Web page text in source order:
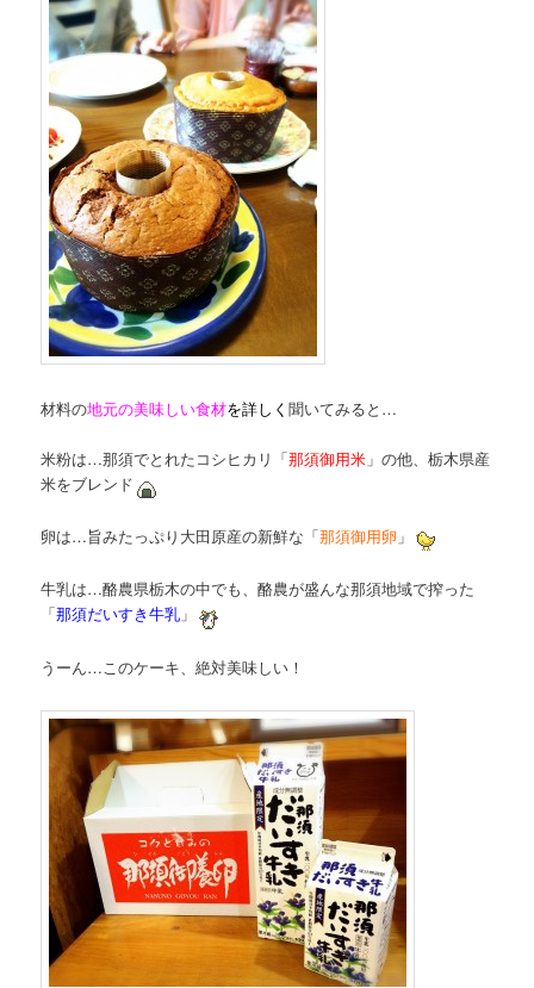
材料の地元の美味しい食材を詳しく聞いてみると…
米粉は…那須でとれたコシヒカリ「那須御用米 」の他、栃木県産
米をブレンド
卵は…旨みたっぷり大田原産の新鮮な「那須御用卵 」
牛乳は…酪農県栃木の中でも、酪農が盛んな那須地域で搾った
「那須だいすき牛乳 」
うーん…このケーキ、絶対美味しい！